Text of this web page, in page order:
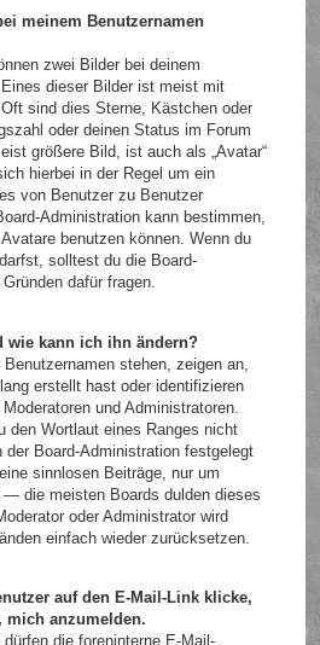
meinem Benutzernamen
zwei Bilder bei deinem
dieser Bilder ist meist mit
sind dies Sterne, Kästchen oder
oder deinen Status im Forum
größere Bild, ist auch als „Avatar“
hierbei in der Regel um ein
von Benutzer zu Benutzer
Administration kann bestimmen,
benutzen können. Wenn du
solltest du die Board-
dafür fragen.
wie kann ich ihn ändern?
stehen, zeigen an,
erstellt hast oder identifizieren
und Administratoren.
den Wortlaut eines Ranges nicht
Board-Administration festgelegt
sinnlosen Beiträge, nur um
— die meisten Boards dulden dieses
oder Administrator wird
einfach wieder zurücksetzen.
auf den E-Mail-Link klicke,
mich anzumelden.
die foreninterne E-Mail-